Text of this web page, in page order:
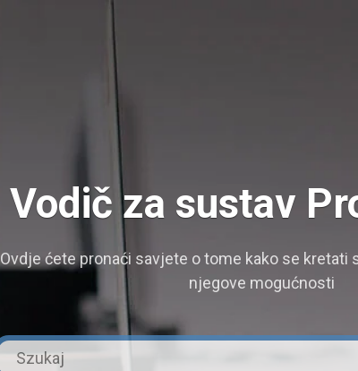
Vodič za sustav
Ovdje ćete pronaći savjete o tome kako se kretati
njegove mogućnosti